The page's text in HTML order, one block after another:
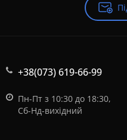
+38(073) 619-66-99
Пн-Пт з 10:30 до 18:30,
Сб-Нд-вихідний